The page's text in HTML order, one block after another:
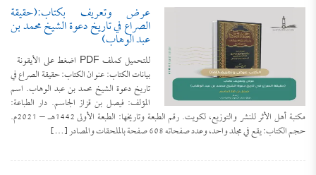
عرض وتعريف بكتاب:(حقيقة
الصراع في تاريخ دعوة الشيخ محمد بن
عبد الوهاب)
للتحميل كملف PDF اضغط على الأيقونة
بيانات الكتاب: عنوان الكتاب: حقيقة الصراع في
تاريخ دعوة الشيخ محمد بن عبد الوهاب. اسم
المؤلف: فيصل بن قزاز الجاسم. دار الطباعة:
مكتبة أهل الأثر للنشر والتوزيع، لكويت. رقم الطبعة وتاريخها: الطبعة الأولى 1442هـ – 2021م.
حجم الكتاب: يقع في مجلد واحد، وعدد صفحاته 608 صفحة بالملحقات والمصادر […]